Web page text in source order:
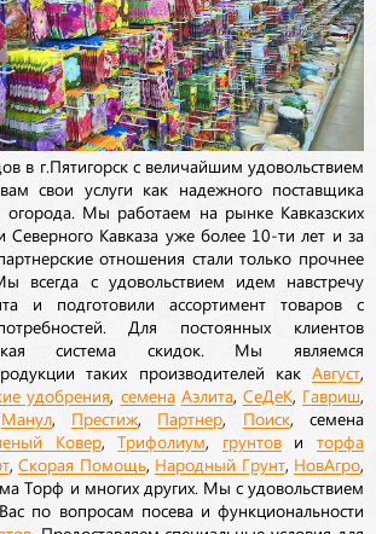
в г.Пятигорск с величайшим удовольствием
свои услуги как надежного поставщика
огорода. Мы работаем на рынке Кавказских
Кавказа уже более 10-ти лет и за
отношения стали только прочнее
всегда с удовольствием идем навстречу
и подготовили ассортимент товаров с
Для постоянных клиентов
система скидок. Мы являемся
таких производителей как Август
удобрения семена Аэлита, СеДеК Гавриш
Манул, Престиж Партнер Поиск, семена
Ковер,Трифолиум грунтовиторфа
, Скорая Помощь Народный Грунт, НовАгро
Торф и многих других. Мы с удовольствием
по вопросам посева и функциональности